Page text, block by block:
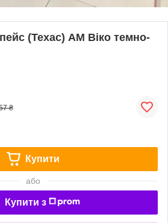
(Техас) АМ Віко темно-
₴
Купити
або
Купити з